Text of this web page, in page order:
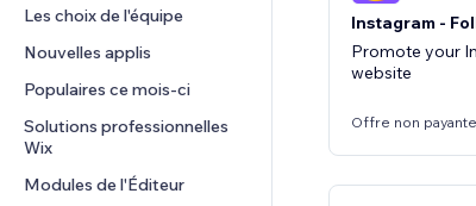
Coupons et fidélisation
Solutions d'entreposage
Financement participatif
Alimentation et boissons
Vidéo
PDF
Partage de fichiers
Actualités
Services de contenu
Effets de texte
Modèles de pages
Effets sur images
Boutons et menus
Bannières et badges
Calculateurs
Rechercher
Sondages
Chat
Commentaires
Téléphone
Communauté
Avis et commentaires
Les choix de l'équipe
Nouvelles applis
Populaires ce mois‑ci
Solutions professionnelles
Wix
Modules de l'Éditeur
Instagram -
Promote your
website
Offre non